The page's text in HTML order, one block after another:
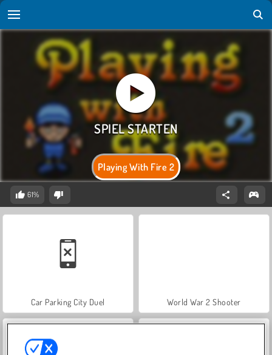
Playing With Fire 2
61%
Car Parking City Duel World War 2 Shooter